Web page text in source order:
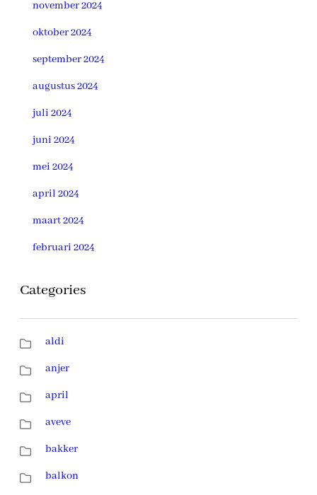
november 2024
oktober 2024
september 2024
augustus 2024
juli 2024
juni 2024
mei 2024
april 2024
maart 2024
februari 2024
Categories
aldi
anjer
april
aveve
bakker
balkon